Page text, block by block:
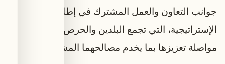
جوانب التعاون والعمل المشترك في إطار الشراكة
الإستراتيجية، التي تجمع البلدين والحرص المتبادل على
مواصلة تعزيزها بما يخدم مصالحهما المشتركة".